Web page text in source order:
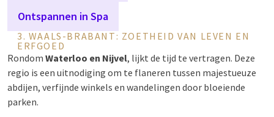
Ontspannen in Spa
3. WAALS-BRABANT: ZOETHEID VAN LEVEN EN
ERFGOED
Rondom Waterloo en Nijvel, lijkt de tijd te vertragen. Deze
regio is een uitnodiging om te flaneren tussen majestueuze
abdijen, verfijnde winkels en wandelingen door bloeiende
parken.